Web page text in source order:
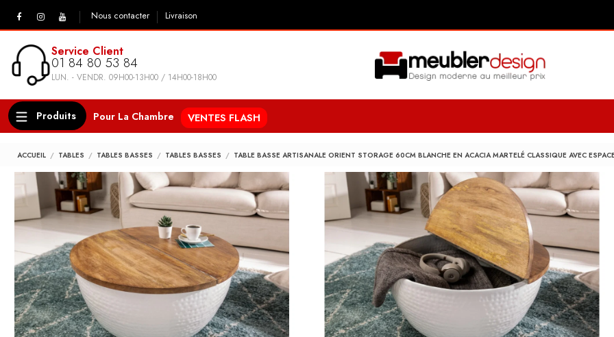
Nous contacter Livraison
Service Client
01 84 80 53 84
LUN. - VENDR. 09H00-13H00 / 14H00-18H00
Produits Pour La Chambre VENTES FLASH
ACCUEIL TABLES TABLES BASSES TABLES BASSES TABLE BASSE ARTISANALE ORIENT STORAGE 60CM BLANCHE EN ACACIA MARTELÉ CLASSIQUE AVEC